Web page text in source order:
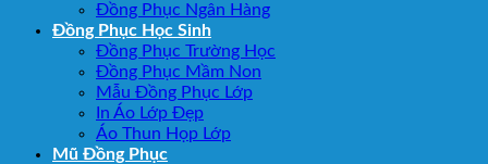
Đồng Phục Ngân Hàng
Đồng Phục Học Sinh
Đồng Phục Trường Học
Đồng Phục Mầm Non
Mẫu Đồng Phục Lớp
In Áo Lớp Đẹp
Áo Thun Họp Lớp
Mũ Đồng Phục